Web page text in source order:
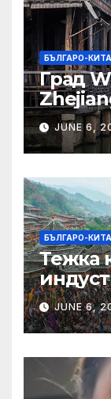
БЪЛГАРО-
Град
JUNE 6,
БЪЛГАРО-
Тежка
JUNE 6,